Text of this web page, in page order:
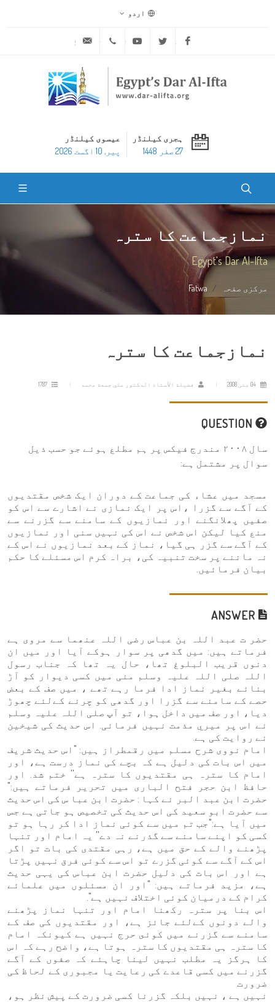
اردو
Facebook
Twitter
Youtube
ہجری کیلنڈر
27 صفر 1448
عیسوی کیلنڈر
پير, 10 اگست 2026
نمازجماعت کا سترہ
Egypt's Dar Al-Ifta
مرکزی صفحہ Fatwa نمازجماعت کا سترہ
نمازجماعت کا سترہ
فضيلة الأستاذ الدكتور علي جمعة محمد
سال ٢٠٠٨ مندرج فیکس پر ہم مطلع ہوئے جو حسب ذیل
سوال پر مشتمل ہے:
مسجد میں عشاء کی جماعت کے دوران ایک شخص مقتدیوں
کے آگے سے گزرا ،اس پر ایک نمازی نے اشارے سے اس کو
صفیں پھلانگنے اور نمازیوں کے سامنے سے گزرنے سے
منع کیا لیکن اس شخص نے اس کی نہیں سنی اور نمازیوں
کے آگے سے گزر ہی گیا، نماز کے بعد نمازیوں نے اس کے
نہ ماننے پر سخت تنبیہ کی، براہ کرم اس مسئلے کا حکم
بیان فرمائیں.
حضر ت عبد اللہ بن عباس رضی اللہ عنھما سے مروی ہے
فرماتے ہیں: میں گدھی پر سوار ہوکے آیا اور میں ان
دنوں قریب البلوغ تھا، حال یہ تھا کہ جناب رسول
اللہ صلی اللہ علیہ وسلم منی میں کسی دیوار کو آڑ
بنائے بغیر نماز ادا فرما رہے تھے ، میں صف کے بعض
حصے کے سامنے سے گزرا اور گدھی کو چرنے کےلئے چھوڑ
دیا، اور صف میں داخل ہوا، تو آپ صلی اللہ علیہ وسلم
نے اس پر ميري مذمت نہیں فرمائی. اس حدیث کی شیخین
نے روایت کی ہے.
امام نووی شرح مسلم میں رقمطراز ہیں: "اس حدیث شریف
میں اس بات کی دلیل ہے کہ بچے کی نماز درست ہے، اور
امام کا سترہ ہی مقتدیوں کا سترہ ہے'' ختم شد. اور
حافظ ابن حجر فتح الباری میں تحریر فرماتے ہیں:"
حضرت ابن عبد البر نے کہا : حضرت ابن عبا س کی اس حدیث
سے حضرت ابو سعید کی اس حدیث کی تخصیص ہو جاتی ہے جس
میں آیا ہے:"جب تم میں سے کوئی نماز ادا کر رہا ہو تو
کسی کو اپنے سامنے سے گذرنے نہ دے'' یہ امام اور تنہا
پڑھنے والے کے حق میں ہے، رہی مقتدی کی بات تو اگر
اس کے آگے سے کوئی گزرے تو اس سے کوئی فرق نہیں پڑتا
ہے اور اس بات کی دلیل حضرت ابن عباس کی یہی حدیث
ہے، مزيد فرماتے ہیں: "اور ان مسئلوں میں علمائے
کرام کے درمیان کوئی اختلاف نہیں ہے".
اس بنا پر سترہ رکھنا امام اور تنہا نماز پڑھنے
والے دونوں کےلئے جائز ہے، اور مقتدیوں کی صف کے
سامنے سے گزرنے میں كوئى حرج نہیں ہے کیونکہ امام
کا سترہ ہی مقتدیوں کا سترہ ہوتا ہے، واضح رہے کہ اس
کا ہرگز یہ مطلب نہیں لینا چاہئے کہ صفوں کے آگے
گزرنے میں کسی قاعدے کی رعایت یا مجبوری کے لحاظ کی
ضرورت
نہیں ہے ، نہیں بلکہ گزرنا کسی ضرورت کے پیش نظر ہو،